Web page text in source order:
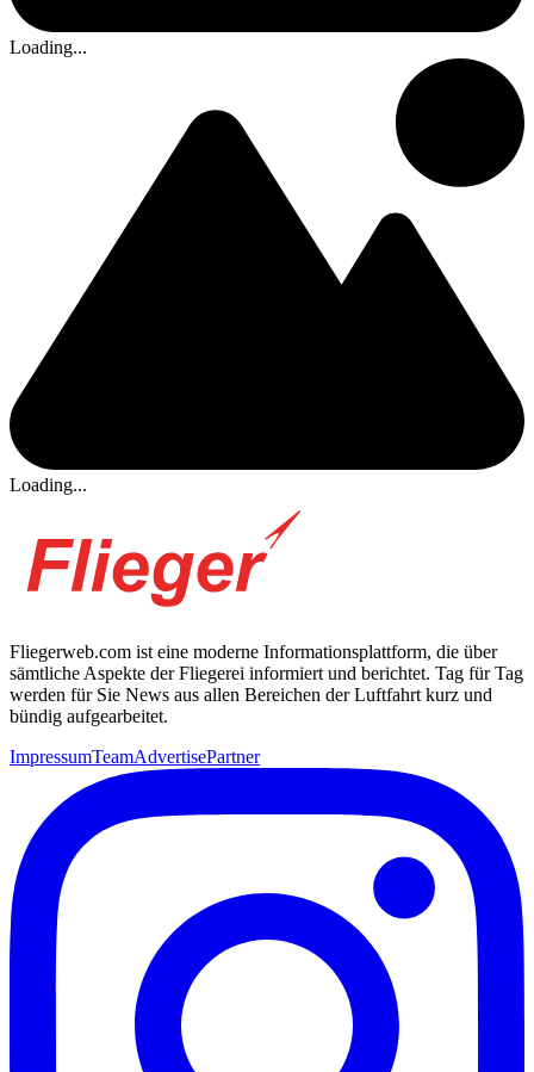
Loading...
Loading...
Fliegerweb.com ist eine moderne Informationsplattform, die über
sämtliche Aspekte der Fliegerei informiert und berichtet. Tag für Tag
werden für Sie News aus allen Bereichen der Luftfahrt kurz und
bündig aufgearbeitet.
ImpressumTeamAdvertisePartner